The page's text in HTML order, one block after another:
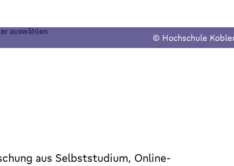
© Hochschule
aus Selbststudium, Online-